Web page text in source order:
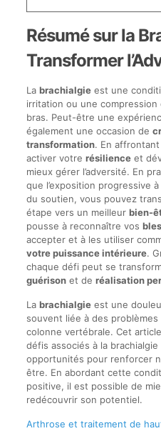
Résumé sur la
Transformer
La brachialgieest une
irritation ou une
bras. Peut-être une
également une occasion de
transformation. En
activer votre résilienceet
mieux gérer l’adversité. En
que l’exposition progressive
du soutien, vous pouvez
étape vers un meilleur bien-
pousse à reconnaître vos
accepter et à les utiliser
votre puissance intérieure.
chaque défi peut se
guérisonet de réalisation
La brachialgieest une
souvent liée à des
colonne vertébrale. Cet
défis associés à la
opportunités pour renforcer
être. En abordant cette
positive, il est possible de
redécouvrir son potentiel.
Arthrose et traitement de